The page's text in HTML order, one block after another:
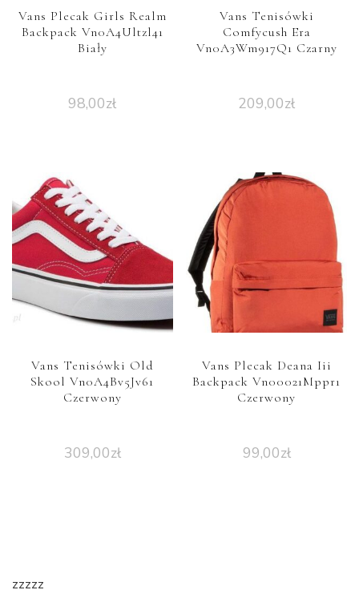
Vans Plecak Girls Realm
Backpack Vn0A4Ultzl41
Biały
98,00zł
Vans Tenisówki
Comfycush Era
Vn0A3Wm917Q1 Czarny
209,00zł
Vans Tenisówki Old
Skool Vn0A4Bv5Jv61
Czerwony
309,00zł
Vans Plecak Deana Iii
Backpack Vn00021Mppr1
Czerwony
99,00zł
zzzzz